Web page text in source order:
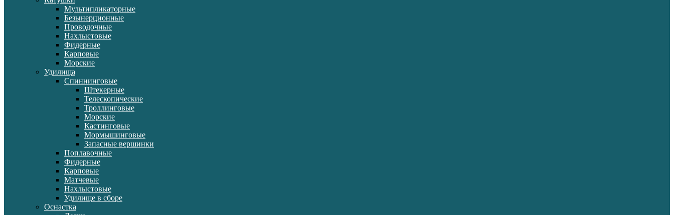
Мультипликаторные
Безынерционные
Проводочные
Нахлыстовые
Фидерные
Карповые
Морские
Удилища
Спиннинговые
Штекерные
Телескопические
Троллинговые
Морские
Кастинговые
Мормышинговые
Запасные вершинки
Поплавочные
Фидерные
Карповые
Матчевые
Нахлыстовые
Удилище в сборе
Оснастка